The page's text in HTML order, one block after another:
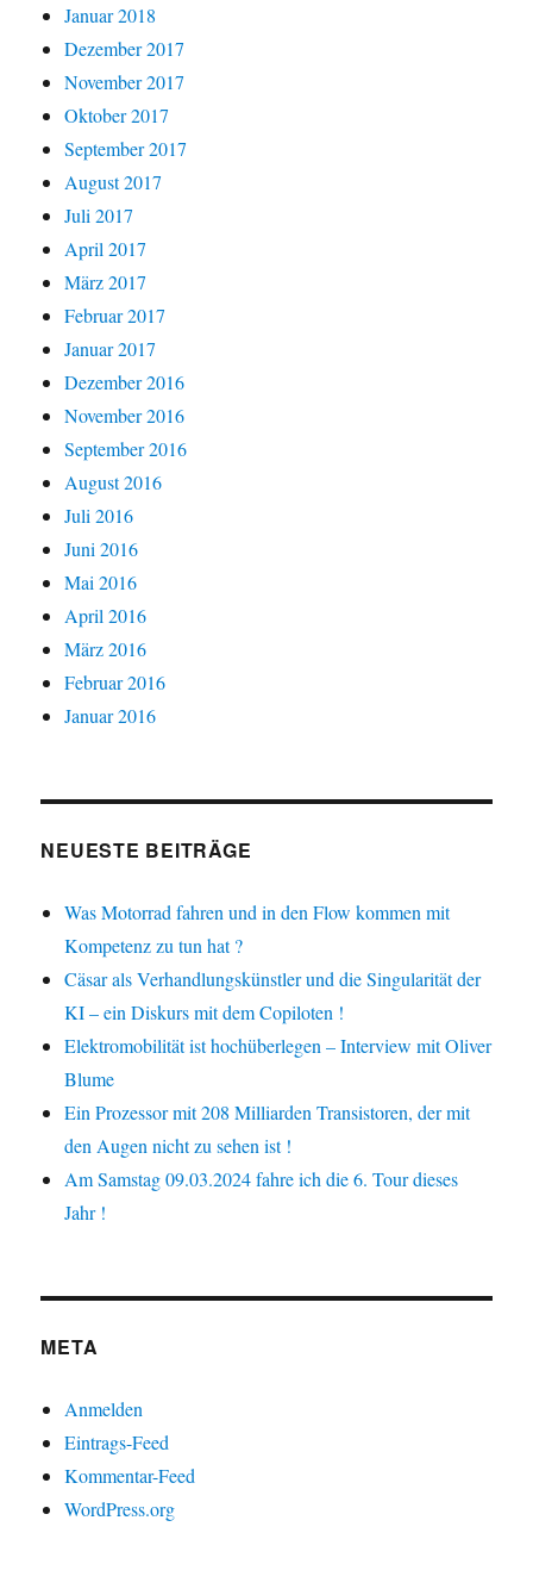
Januar 2018
Dezember 2017
November 2017
Oktober 2017
September 2017
August 2017
Juli 2017
April 2017
März 2017
Februar 2017
Januar 2017
Dezember 2016
November 2016
September 2016
August 2016
Juli 2016
Juni 2016
Mai 2016
April 2016
März 2016
Februar 2016
Januar 2016
NEUESTE BEITRÄGE
Was Motorrad fahren und in den Flow kommen mit
Kompetenz zu tun hat ?
Cäsar als Verhandlungskünstler und die Singularität der
KI – ein Diskurs mit dem Copiloten !
Elektromobilität ist hochüberlegen – Interview mit Oliver
Blume
Ein Prozessor mit 208 Milliarden Transistoren, der mit
den Augen nicht zu sehen ist !
Am Samstag 09.03.2024 fahre ich die 6. Tour dieses
Jahr !
META
Anmelden
Eintrags-Feed
Kommentar-Feed
WordPress.org